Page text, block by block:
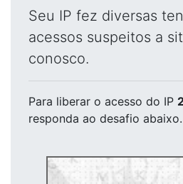
Seu IP fez diversas
acessos suspeitos a
conosco.
Para liberar o acesso do IP
responda ao desafio abaixo.